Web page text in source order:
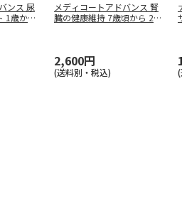
ンス 尿
1歳から
メディコートアドバンス 腎
臓の健康維持 7歳頃から 2.5
2,600円
(送料別・税込)